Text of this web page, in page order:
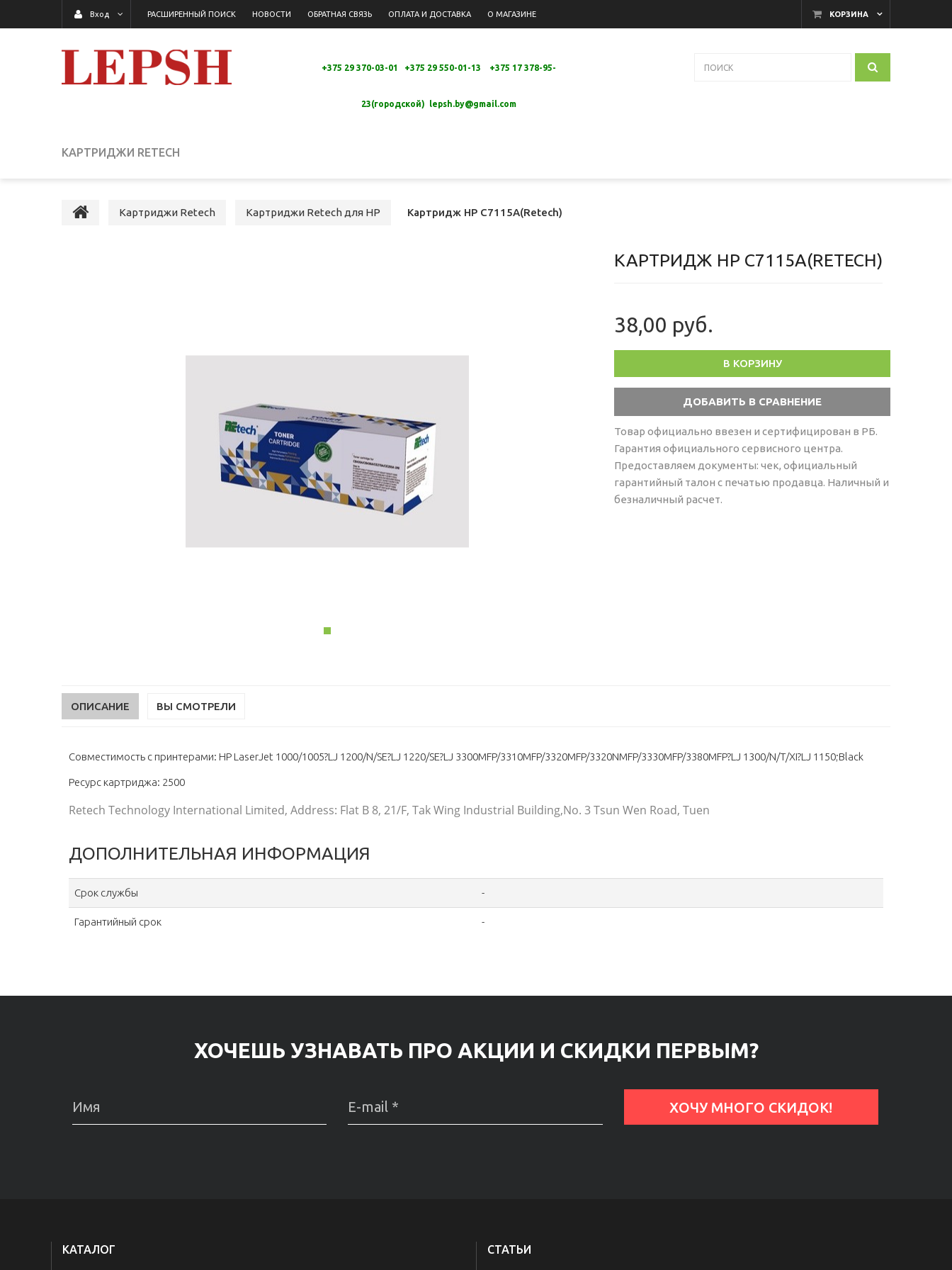
КОРЗИНА
Вход РАСШИРЕННЫЙ ПОИСК НОВОСТИ ОБРАТНАЯ СВЯЗЬ ОПЛАТА И ДОСТАВКА О МАГАЗИНЕ
+375 29 370-03-01 +375 29 550-01-13 +375 17 378-95-
23(городской) lepsh.by@gmail.com
КАРТРИДЖИ RETECH
Картриджи Retech Картриджи Retech для HP Картридж HP C7115A(Retech)
КАРТРИДЖ HP C7115A(RETECH)
38,00 руб.
В КОРЗИНУ
Товар официально ввезен и сертифицирован в РБ.
Гарантия официального сервисного центра.
Предоставляем документы: чек, официальный
гарантийный талон с печатью продавца. Наличный и
безналичный расчет.
ОПИСАНИЕ ВЫ СМОТРЕЛИ
Совместимость с принтерами: HP LaserJet 1000/1005?LJ 1200/N/SE?LJ 1220/SE?LJ 3300MFP/3310MFP/3320MFP/3320NMFP/3330MFP/3380MFP?LJ 1300/N/T/XI?LJ 1150;Black
Ресурс картриджа: 2500
Retech Technology International Limited, Address: Flat B 8, 21/F, Tak Wing Industrial Building,No. 3 Tsun Wen Road, Tuen
ДОПОЛНИТЕЛЬНАЯ ИНФОРМАЦИЯ
Срок службы -
Гарантийный срок -
ХОЧЕШЬ УЗНАВАТЬ ПРО АКЦИИ И СКИДКИ ПЕРВЫМ?
КАТАЛОГ СТАТЬИ